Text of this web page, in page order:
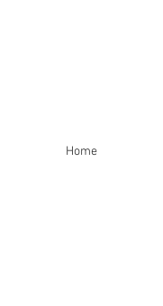
Home